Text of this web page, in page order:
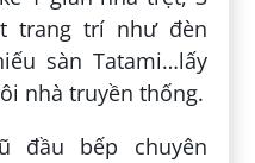
trang trí như đèn
sàn Tatami…lấy
nhà truyền thống.
đầu bếp chuyên